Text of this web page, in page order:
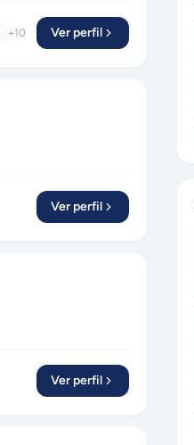
+10 Ver perfil
Ver perfil
Ver perfil